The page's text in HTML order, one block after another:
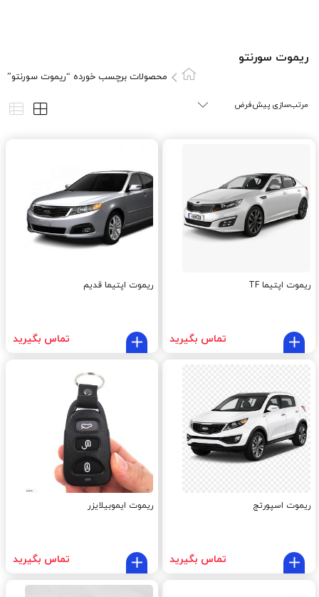
ريموت سورنتو
محصولات برچسب خورده “ريموت سورنتو”
ریموت اپتیما TF
تماس بگیرید
ریموت اپتیما قدیم
تماس بگیرید
ریموت اسپورتج
تماس بگیرید
ریموت ایموبیلایزر
تماس بگیرید